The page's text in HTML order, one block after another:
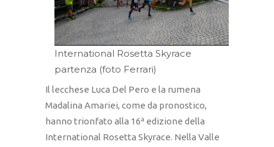
International Rosetta Skyrace
partenza (foto Ferrari)
Il lecchese Luca Del Pero e la rumena
Madalina Amariei, come da pronostico,
hanno trionfato alla 16ª edizione della
International Rosetta Skyrace. Nella Valle